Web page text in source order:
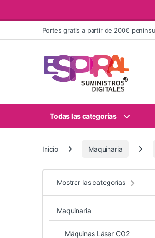
Ir al contenidoPortes gratis a partir de 200€
Todas las categorías
Inicio Maquinaria
Mostrar las categorías
Maquinaria
Máquinas Láser CO2